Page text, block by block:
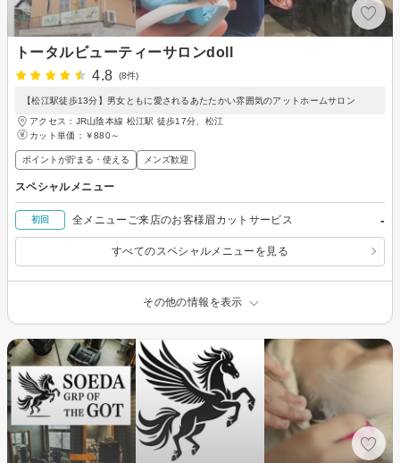
トータルビューティーサロンdoll
4.8
(8件)
【松江駅徒歩13分】男女ともに愛されるあたたかい雰囲気のアットホームサロン
アクセス：JR山陰本線 松江駅 徒歩17分、松江
カット単価： ￥880～
ポイントが貯まる・使える メンズ歓迎
スペシャルメニュー
初回 全メニューご来店のお客様眉カットサービス -
すべてのスペシャルメニューを見る
その他の情報を表示